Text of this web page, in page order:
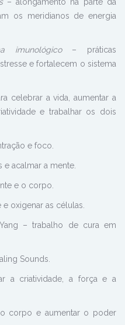
os meridianos de energia
imunológico– práticas
e fortalecem o sistema
celebrar a vida, aumentar a
e trabalhar os dois
e foco.
acalmar a mente.
e o corpo.
oxigenar as células.
– trabalho de cura em
Sounds.
a criatividade, a força e a
corpo e aumentar o poder